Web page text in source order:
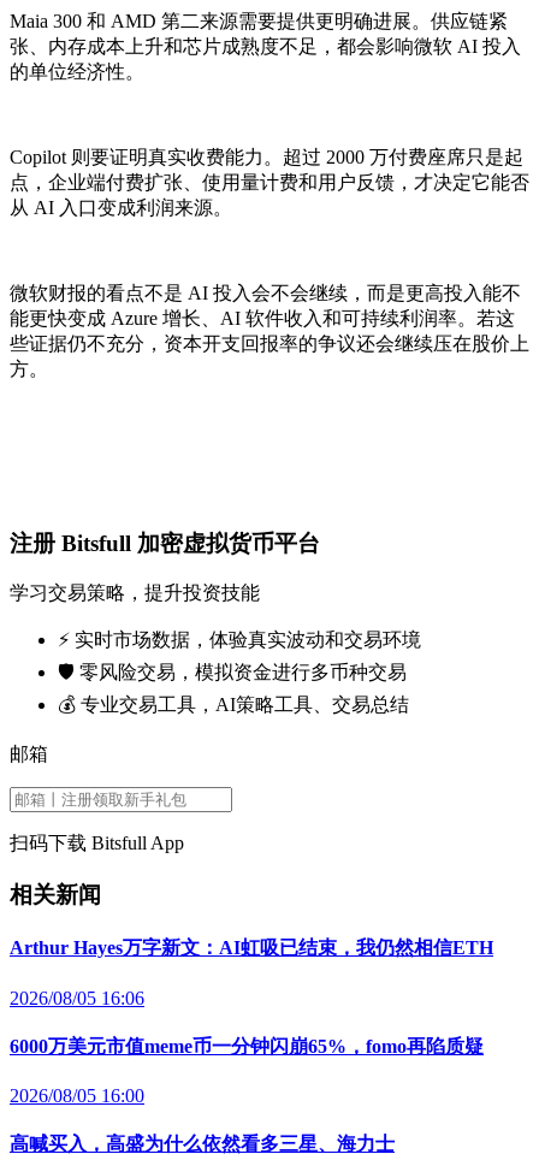
Maia 300 和 AMD 第二来源需要提供更明确进展。供应链紧
张、内存成本上升和芯片成熟度不足，都会影响微软 AI 投入
的单位经济性。
Copilot 则要证明真实收费能力。超过 2000 万付费座席只是起
点，企业端付费扩张、使用量计费和用户反馈，才决定它能否
从 AI 入口变成利润来源。
微软财报的看点不是 AI 投入会不会继续，而是更高投入能不
能更快变成 Azure 增长、AI 软件收入和可持续利润率。若这
些证据仍不充分，资本开支回报率的争议还会继续压在股价上
方。
注册 Bitsfull 加密虚拟货币平台
学习交易策略，提升投资技能
⚡️ 实时市场数据，体验真实波动和交易环境
🛡️ 零风险交易，模拟资金进行多币种交易
💰 专业交易工具，AI策略工具、交易总结
邮箱
扫码下载 Bitsfull App
相关新闻
Arthur Hayes万字新文：AI虹吸已结束，我仍然相信ETH
2026/08/05 16:06
6000万美元市值meme币一分钟闪崩65%，fomo再陷质疑
2026/08/05 16:00
高喊买入，高盛为什么依然看多三星、海力士